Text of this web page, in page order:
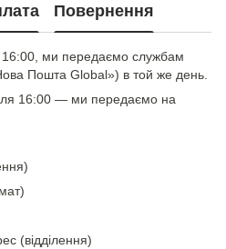
Повернення
ми передаємо службам
Пошта Global») в той же день.
16:00 — ми передаємо на
(відділення)